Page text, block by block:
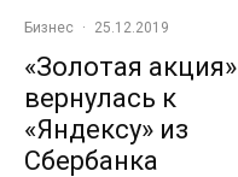
Бизнес · 25.12.2019
«Золотая акция»
вернулась к
«Яндексу» из
Сбербанка